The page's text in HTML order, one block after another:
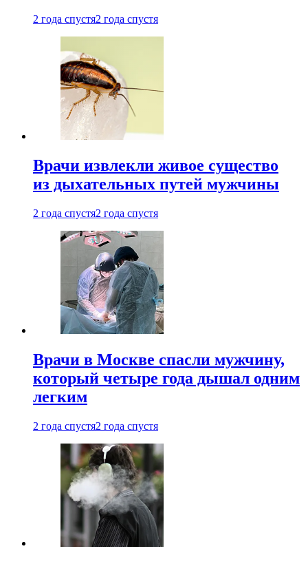
2 года спустя2 года спустя
Врачи извлекли живое существо
из дыхательных путей мужчины
2 года спустя2 года спустя
Врачи в Москве спасли мужчину,
который четыре года дышал одним
легким
2 года спустя2 года спустя